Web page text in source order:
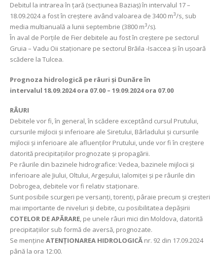
Debitul la intrarea în țară (secțiunea Baziaș) în intervalul 17 –
18.09.2024 a fost în creștere având valoarea de 3400 m3/s, sub
media multianuală a lunii septembrie (3800 m3/s).
În aval de Porţile de Fier debitele au fost în creștere pe sectorul
Gruia – Vadu Oii staționare pe sectorul Brăila -Isaccea și în ușoară
scădere la Tulcea.
Prognoza hidrologică pe râuri și Dunăre în
intervalul 18.09.2024 ora 07.00 – 19.09.2024 ora 07.00
RÂURI
Debitele vor fi, în general, în scădere exceptând cursul Prutului,
cursurile mijlocii și inferioare ale Siretului, Bârladului şi cursurile
mijlocii şi inferioare ale afluenților Prutului, unde vor fi în creștere
datorită precipitațiilor prognozate și propagării.
Pe râurile din bazinele hidrografice: Vedea, bazinele mijlocii și
inferioare ale Jiului, Oltului, Argeșului, Ialomiței și pe râurile din
Dobrogea, debitele vor fi relativ staționare.
Sunt posibile scurgeri pe versanți, torenți, pâraie precum şi creşteri
mai importante de niveluri şi debite, cu posibilitatea depăşirii
COTELOR DE APĂRARE, pe unele râuri mici din Moldova, datorită
precipitațiilor sub formă de aversă, prognozate.
Se menține ATENȚIONAREA HIDROLOGICĂ nr. 92 din 17.09.2024
până la ora 12:00.